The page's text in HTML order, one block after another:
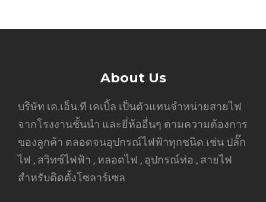
About Us
บริษัท เค.เอ็น.ที เคเบิ้ล เป็นตัวแทนจำหน่ายสายไฟ
จากโรงงานชั้นนำ และยี่ห้ออื่นๆ ตามความต้องการ
ของลูกค้า ตลอดจนอุปกรณ์ไฟฟ้าทุกชนิด เช่น ปลั๊ก
ไฟ , สวิทซ์ไฟฟ้า , หลอดไฟ , อุปกรณ์ท่อ , สายไฟ
สำหรับติดตั้งโซลาร์เซล